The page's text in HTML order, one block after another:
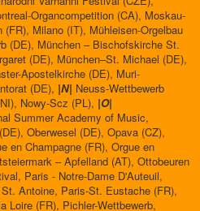
Organcompetition (CA), Moskau-
Milano (IT), Mühleisen-Orgelbau
(DE), München – Bischofskirche St.
(DE), München–St. Michael (DE),
Apostelkirche (DE), Muri-
(DE), |N| Neuss-Wettbewerb
Nowy-Scz (PL), |O|
Summer Academy of Music,
Oberwesel (DE), Opava (CZ),
en Champagne (FR), Orgue en
– Apfelland (AT), Ottobeuren
Paris - Notre-Dame D'Auteuil,
Antoine, Paris-St. Eustache (FR),
Loire (FR), Pichler-Wettbewerb,